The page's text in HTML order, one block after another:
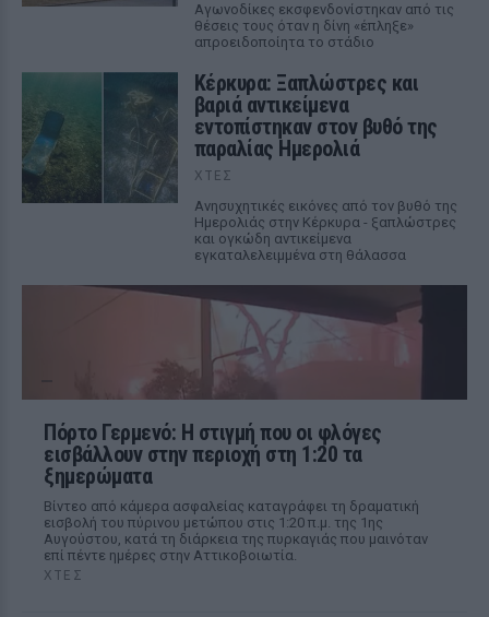
Αγωνοδίκες εκσφενδονίστηκαν από τις
θέσεις τους όταν η δίνη «έπληξε»
απροειδοποίητα το στάδιο
Κέρκυρα: Ξαπλώστρες και
βαριά αντικείμενα
εντοπίστηκαν στον βυθό της
παραλίας Ημερολιά
ΧΤΕΣ
Ανησυχητικές εικόνες από τον βυθό της
Ημερολιάς στην Κέρκυρα - ξαπλώστρες
και ογκώδη αντικείμενα
εγκαταλελειμμένα στη θάλασσα
Πόρτο Γερμενό: Η στιγμή που οι φλόγες
εισβάλλουν στην περιοχή στη 1:20 τα
ξημερώματα
Βίντεο από κάμερα ασφαλείας καταγράφει τη δραματική
εισβολή του πύρινου μετώπου στις 1:20 π.μ. της 1ης
Αυγούστου, κατά τη διάρκεια της πυρκαγιάς που μαινόταν
επί πέντε ημέρες στην Αττικοβοιωτία.
ΧΤΕΣ